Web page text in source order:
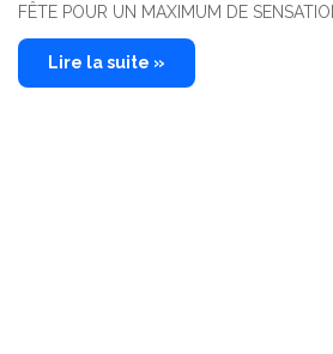
FÊTE POUR UN MAXIMUM DE
Lire la suite »